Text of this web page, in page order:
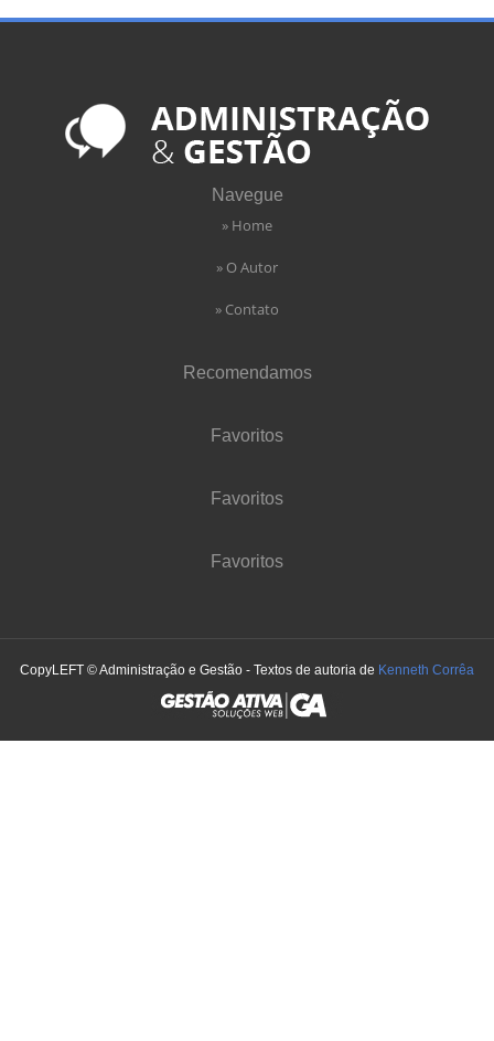
Navegue
» Home
» O Autor
» Contato
Recomendamos
Favoritos
Favoritos
Favoritos
CopyLEFT © Administração e Gestão - Textos de autoria de Kenneth Corrêa